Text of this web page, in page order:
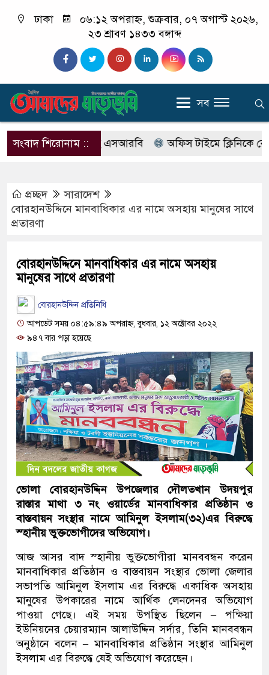
ঢাকা
০৬:১২ অপরাহ্ন, শুক্রবার, ০৭ অগাস্ট ২০২৬,
২৩ শ্রাবণ ১৪৩৩ বঙ্গাব্দ
সব
সংবাদ শিরোনাম ::
নাম বদলে আসছে এসআরবি অফিস টাইমে ক্লিনিকে রোগী
প্রচ্ছদ
সারাদেশ
বোরহানউদ্দিনে মানবাধিকার এর নামে অসহায় মানুষের সাথে
প্রতারণা
বোরহানউদ্দিনে মানবাধিকার এর নামে অসহায়
মানুষের সাথে প্রতারণা
বোরহানউদ্দিন প্রতিনিধি
আপডেট সময় ০৪:৫৯:৪৯ অপরাহ্ন, বুধবার, ১২ অক্টোবর ২০২২
৯৪৭ বার পড়া হয়েছে
ভোলা বোরহানউদ্দিন উপজেলার দৌলতখান উদয়পুর
রাস্তার মাথা ৩ নং ওয়ার্ডের মানবাধিকার প্রতিষ্ঠান ও
বাস্তবায়ন সংস্থার নামে আমিনুল ইসলাম(৩২)এর বিরুদ্ধে
স্হানীয় ভুক্তভোগীদের অভিযোগ।
আজ আসর বাদ স্হানীয় ভুক্তভোগীরা মানববন্ধন করেন
মানবাধিকার প্রতিষ্ঠান ও বাস্তবায়ন সংস্থার ভোলা জেলার
সভাপতি আমিনুল ইসলাম এর বিরুদ্ধে একাধিক অসহায়
মানুষের উপকারের নামে আর্থিক লেনদেনর অভিযোগ
পাওয়া গেছে। এই সময় উপস্থিত ছিলেন – পক্ষিয়া
ইউনিয়নের চেয়ারম্যান আলাউদ্দিন সর্দার, তিনি মানববন্ধন
অনুষ্ঠানে বলেন – মানবাধিকার প্রতিষ্ঠান সংস্থার আমিনুল
ইসলাম এর বিরুদ্ধে যেই অভিযোগ করেছেন।